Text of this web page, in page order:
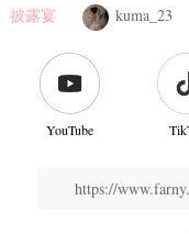
披露宴 kuma_23
YouTube
https://